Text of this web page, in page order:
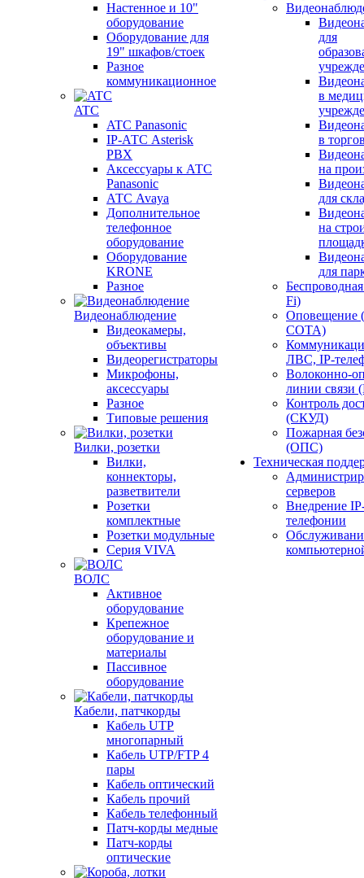
Настенное и 10"
оборудование
Оборудование для
19" шкафов/стоек
Разное
коммуникационное
ATC
ATC Panasonic
IP-АТС Asterisk
PBX
Аксессуары к АТС
Panasonic
АТС Avaya
Дополнительное
телефонное
оборудование
Оборудование
KRONE
Разное
Видеонаблюдение
Видеокамеры,
объективы
Видеорегистраторы
Микрофоны,
аксессуары
Разное
Типовые решения
Вилки, розетки
Вилки,
коннекторы,
разветвители
Розетки
комплектные
Розетки модульные
Серия VIVA
ВОЛС
Активное
оборудование
Крепежное
оборудование и
материалы
Пассивное
оборудование
Кабели, патчкорды
Кабель UTP
многопарный
Кабель UTP/FTP 4
пары
Кабель оптический
Кабель прочий
Кабель телефонный
Патч-корды медные
Патч-корды
оптические
для
в
в
на
для
на
для
Fi)
СОТА)
ЛВС, IP-
Волоконно-
линии
Контроль
(СКУД)
Пожарная
(ОПС)
Техническая
серверов
Внедрение
телефонии